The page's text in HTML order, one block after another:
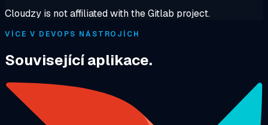
Cloudzy is not affiliated with the Gitlab project.
VÍCE V DEVOPS NÁSTROJÍCH
Související aplikace.